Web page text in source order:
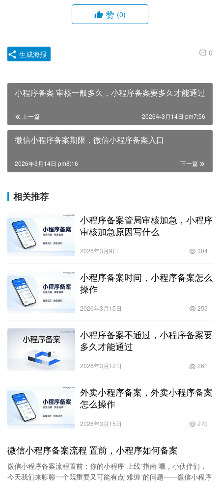
赞 (0)
0
生成海报
小程序备案 审核一般多久，小程序备案要多久才能通过
上一篇 2026年3月14日 pm7:56
微信小程序备案期限，微信小程序备案入口
下一篇
2026年3月14日 pm8:16
相关推荐
小程序备案管局审核加急，小程序
审核加急原因写什么
2026年3月9日 304
小程序备案时间，小程序备案怎么
操作
2026年3月15日 259
小程序备案不通过，小程序备案要
多久才能通过
2026年3月12日 261
外卖小程序备案，外卖小程序备案
怎么操作
2026年3月15日 270
微信小程序备案流程 置前，小程序如何备案
微信小程序备案流程置前：你的小程序“上线”指南 嘿，小伙伴们，
今天我们来聊聊一个既重要又可能有点“难缠”的问题——微信小程序